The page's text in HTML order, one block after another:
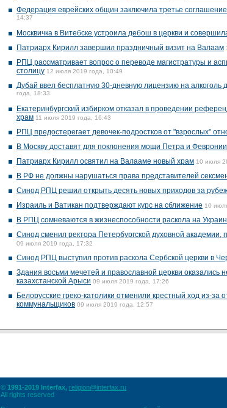
Федерация еврейских общин заключила третье
14:37
Москвичка в Витебске устроила дебош в церкви и
Патриарх Кирилл завершил праздничный визит на Валаам
РПЦ рассматривает вопрос о переводе магистратуры и
столицу 12 июля 2019 года, 10:49
Дубай ввел бесплатную 30-дневную лицензию на алкоголь
года, 18:33
Екатеринбургский избирком отказал в проведении
храм 11 июля 2019 года, 16:43
РПЦ предостерегает девочек-подростков от "взрослых"
В Москву доставят для поклонения мощи Петра и Февронии
Патриарх Кирилл освятил на Валааме новый храм 10 июля
В РФ не должны нарушаться права представителей
Синод РПЦ решил открыть десять новых приходов за
Израиль и Ватикан подтверждают курс на сближение 10
В РПЦ сомневаются в жизнеспособности раскола на
Синод сменил ректора Петербургской духовной
09 июля 2019 года, 17:32
Синод РПЦ выступил против раскола Сербской церкви в
Здания восьми мечетей и православной церкви
казахстанской Арыси 09 июля 2019 года, 17:26
Белорусские греко-католики отменили крестный ход из-за
коммунальщиков 09 июля 2019 года, 12:57
© 1991-2019 Interfax, religion@interfax.ru
All rights reserved